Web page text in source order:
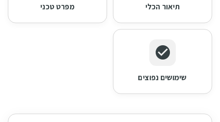
תיאור הכלי מפרט טכני
שימושים נפוצים